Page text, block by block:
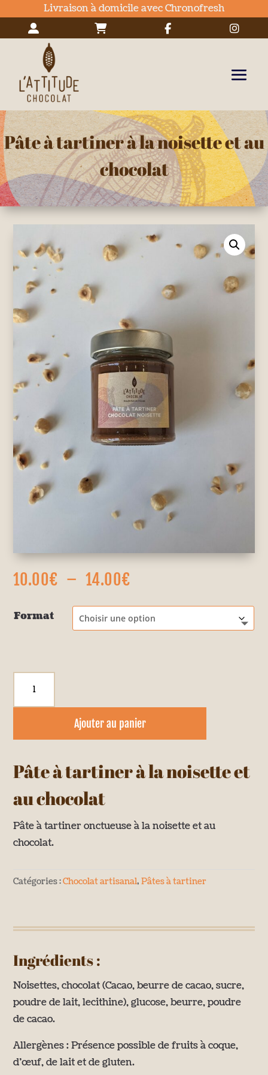
Livraison à domicile avec Chronofresh
Pâte à tartiner à la noisette et au
chocolat
10.00€ – 14.00€
prix :
10.00€
Format
à
la
noisette
au
chocolat
Ajouter au panier
Pâte à tartiner à la noisette et
au chocolat
Pâte à tartiner onctueuse à la noisette et au
chocolat.
Catégories :Chocolat artisanal,Pâtes à tartiner
Ingrédients :
Noisettes, chocolat (Cacao, beurre de cacao, sucre,
poudre de lait, lecithine), glucose, beurre, poudre
de cacao.
Allergènes : Présence possible de fruits à coque,
d’œuf, de lait et de gluten.